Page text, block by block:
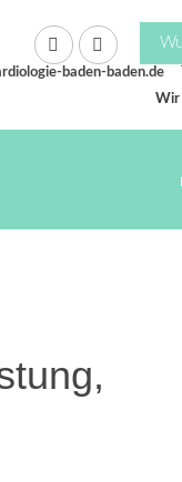
baden-baden.de
Wir